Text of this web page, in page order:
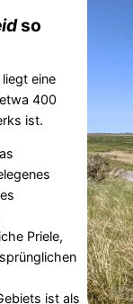
so
eine
400
ist.
Priele,
ist als